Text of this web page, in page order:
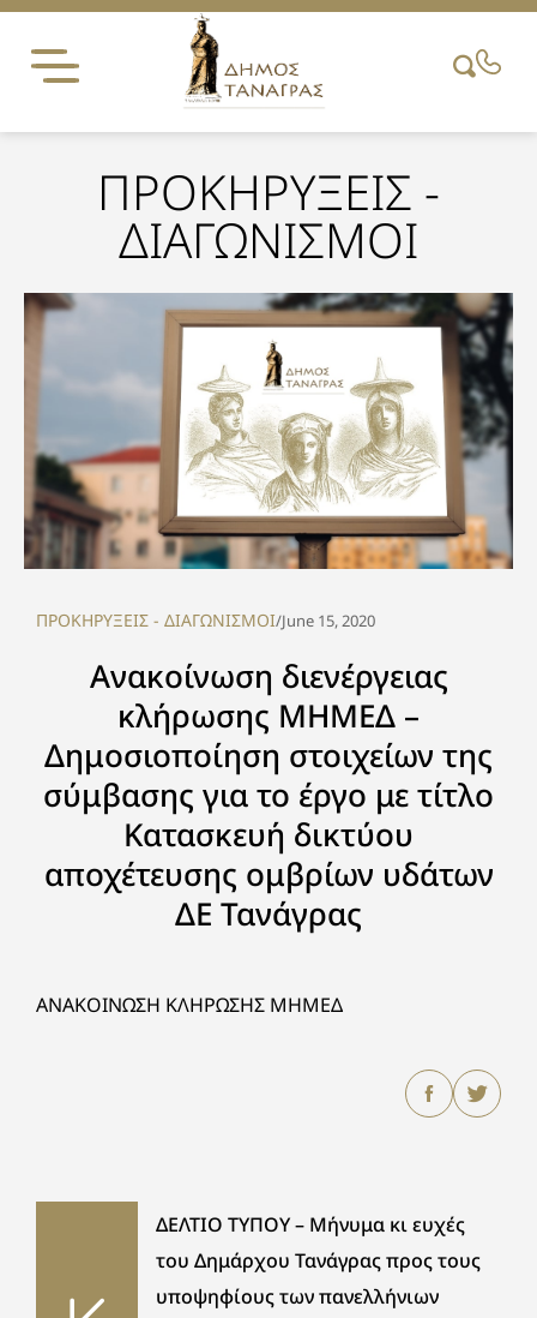
Skip
content
ΠΡΟΚΗΡΥΞΕΙΣ -
ΔΙΑΓΩΝΙΣΜΟΙ
ΠΡΟΚΗΡΥΞΕΙΣ - ΔΙΑΓΩΝΙΣΜΟΙ/June 15, 2020
Ανακοίνωση διενέργειας
κλήρωσης ΜΗΜΕΔ –
Δημοσιοποίηση στοιχείων της
σύμβασης για το έργο με τίτλο
Κατασκευή δικτύου
αποχέτευσης ομβρίων υδάτων
ΔΕ Τανάγρας
ΑΝΑΚΟΙΝΩΣΗ ΚΛΗΡΩΣΗΣ ΜΗΜΕΔ
ΔΕΛΤΙΟ ΤΥΠΟΥ – Μήνυμα κι ευχές
του Δημάρχου Τανάγρας προς τους
υποψηφίους των πανελλήνιων